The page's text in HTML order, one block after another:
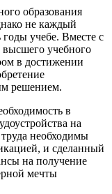
образования
не каждый
учебе. Вместе с
учебного
в достижении
решением.
в
на
необходимы
и сделанный
на получение
мечты